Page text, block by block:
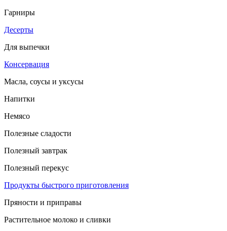
Гарниры
Десерты
Для выпечки
Консервация
Масла, соусы и уксусы
Напитки
Немясо
Полезные сладости
Полезный завтрак
Полезный перекус
Продукты быстрого приготовления
Пряности и приправы
Растительное молоко и сливки